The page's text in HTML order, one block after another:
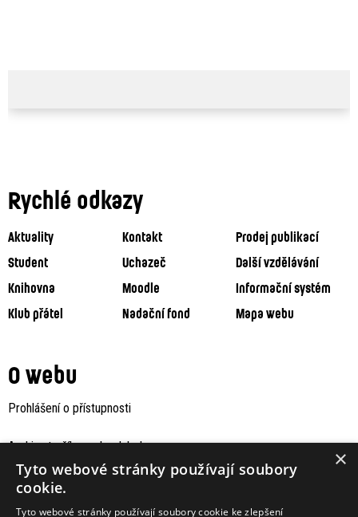
Rychlé odkazy
Aktuality Kontakt
Prodej publikací
Student
Uchazeč
Další vzdělávání
Knihovna
Moodle
Informační systém
Klub přátel
Nadační fond Mapa webu
O webu
Prohlášení o přístupnosti
Archiv staršího webu Jaboku ×
Tyto webové stránky používají soubory
cookie.
Tyto webové stránky používají soubory cookie ke zlepšení